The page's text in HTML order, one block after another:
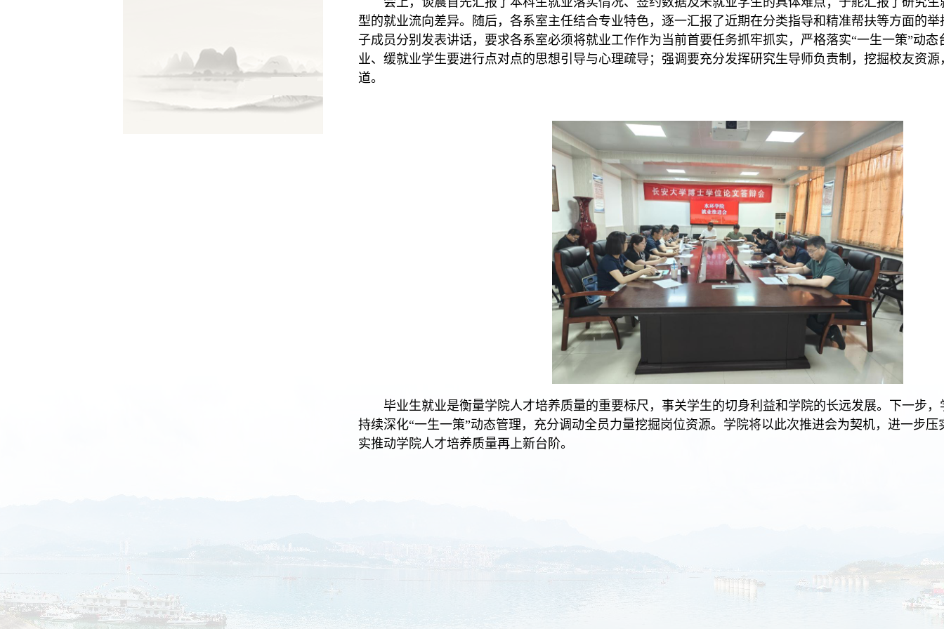
型的就业流向差异。随后，各系室主任结合专业特色，逐一汇报了近期在分类指导和精准帮扶等方面的举
子成员分别发表讲话， 要求各系室必须将就业工作作为当前首要任务抓牢抓实，严格落实“一生一策”动态
业、缓就业学生要进行点对点的思想引导与心理疏导；强调要充分发挥研究生导师负责制，挖掘校友资
道。
毕业生就业是衡量学院人才培养质量的重要标尺，事关学生的切身利益和学院的长远发展。下一步
持续深化“一生一策”动态管理，充分调动全员力量挖掘岗位资源。 学院将以此次推进会为契机，进一步压
实推动学院人才培养质量再上新台阶。